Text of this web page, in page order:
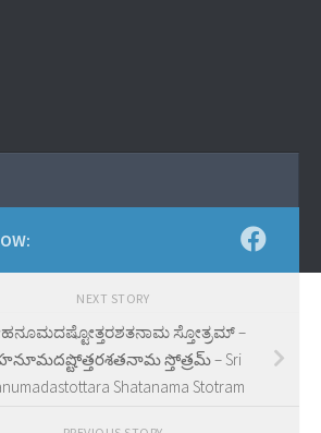
NEXT STORY
ಸ್ತೋತ್ರಮ್‌ –
స్తోత్రమ్‌ – Sri
Shatanama Stotram